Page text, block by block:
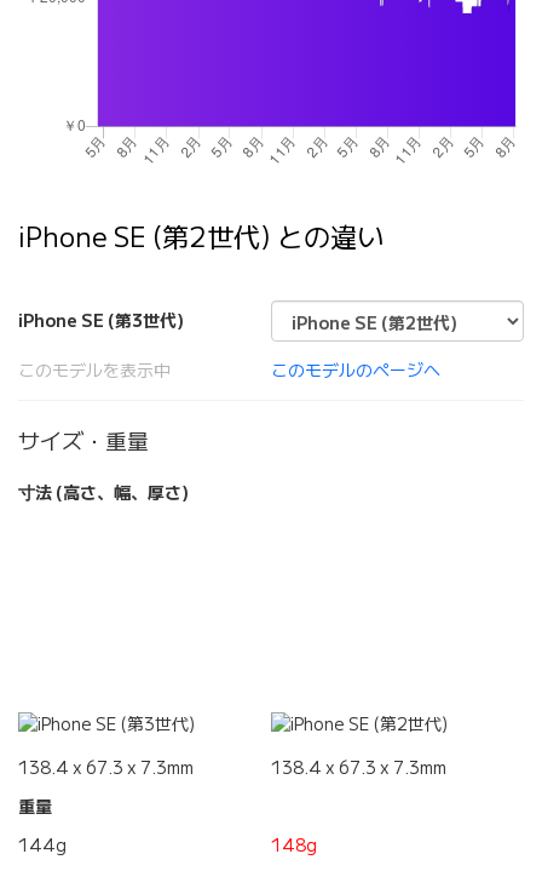
iPhone SE (第2世代) との違い
iPhone SE (第3世代)
このモデルを表示中 このモデルのページへ
サイズ・重量
寸法 (高さ、幅、厚さ)
138.4 x 67.3 x 7.3mm
138.4 x 67.3 x 7.3mm
重量
144g
148g